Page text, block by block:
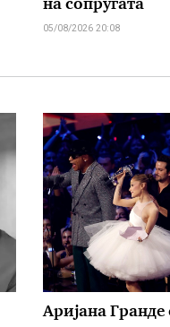
на сопругата
05/08/2026 20:08
Аријана Гранде